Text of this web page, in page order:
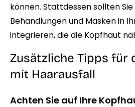
können. Stattdessen sollten
Behandlungen und Masken in
integrieren, die die Kopfhaut
Zusätzliche Tipps für
mit Haarausfall
Achten Sie auf Ihre